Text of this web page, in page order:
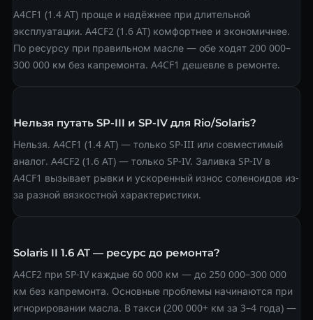
A4CF1 (1.4 AT) проще и надёжнее при длительной
эксплуатации. A4CF2 (1.6 AT) комфортнее и экономичнее.
По ресурсу при правильном масле — обе ходят 200 000–
300 000 км без капремонта. A4CF1 дешевле в ремонте.
Нельзя путать SP-III и SP-IV для Rio/Solaris?
Нельзя. A4CF1 (1.4 AT) — только SP-III или совместимый
аналог. A4CF2 (1.6 AT) — только SP-IV. Заливка SP-IV в
A4CF1 вызывает рывки и ускоренный износ соленоидов из-
за разной вязкостной характеристики.
Solaris II 1.6 AT — ресурс до ремонта?
A4CF2 при SP-IV каждые 60 000 км — до 250 000–300 000
км без капремонта. Основные проблемы начинаются при
игнорировании масла. В такси (200 000+ км за 3–4 года) —